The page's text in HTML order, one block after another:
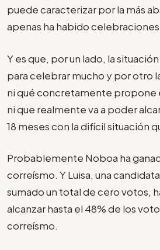
puede caracterizar por la más
apenas ha habido celebraciones
Y es que, por un lado, la
para celebrar mucho y por otro
ni qué concretamente propone
ni que realmente va a poder
18 meses con la difícil situación
Probablemente Noboa ha
correísmo. Y Luisa, una
sumado un total de cero votos,
alcanzar hasta el 48% de los
correísmo.